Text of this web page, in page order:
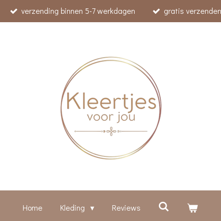
verzending binnen 5-7 werkdagen gratis
Home Kleding Reviews